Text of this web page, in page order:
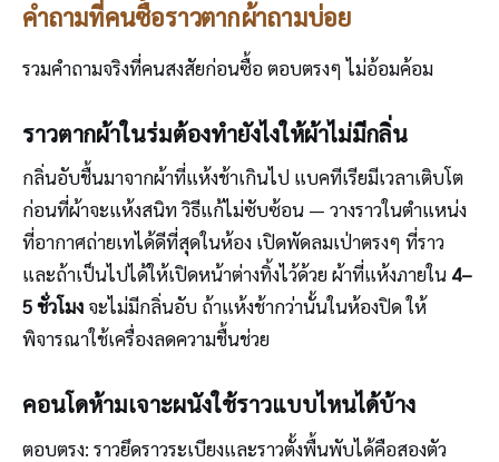
คำถามที่คนซื้อราวตากผ้าถามบ่อย
รวมคำถามจริงที่คนสงสัยก่อนซื้อ ตอบตรงๆ ไม่อ้อมค้อม
ราวตากผ้าในร่มต้องทำยังไงให้ผ้าไม่มีกลิ่น
กลิ่นอับชื้นมาจากผ้าที่แห้งช้าเกินไป แบคทีเรียมีเวลาเติบโต
ก่อนที่ผ้าจะแห้งสนิท วิธีแก้ไม่ซับซ้อน — วางราวในตำแหน่ง
ที่อากาศถ่ายเทได้ดีที่สุดในห้อง เปิดพัดลมเป่าตรงๆ ที่ราว
และถ้าเป็นไปได้ให้เปิดหน้าต่างทิ้งไว้ด้วย ผ้าที่แห้งภายใน 4–
5 ชั่วโมง จะไม่มีกลิ่นอับ ถ้าแห้งช้ากว่านั้นในห้องปิด ให้
พิจารณาใช้เครื่องลดความชื้นช่วย
คอนโดห้ามเจาะผนังใช้ราวแบบไหนได้บ้าง
ตอบตรง: ราวยึดราวระเบียงและราวตั้งพื้นพับได้คือสองตัว